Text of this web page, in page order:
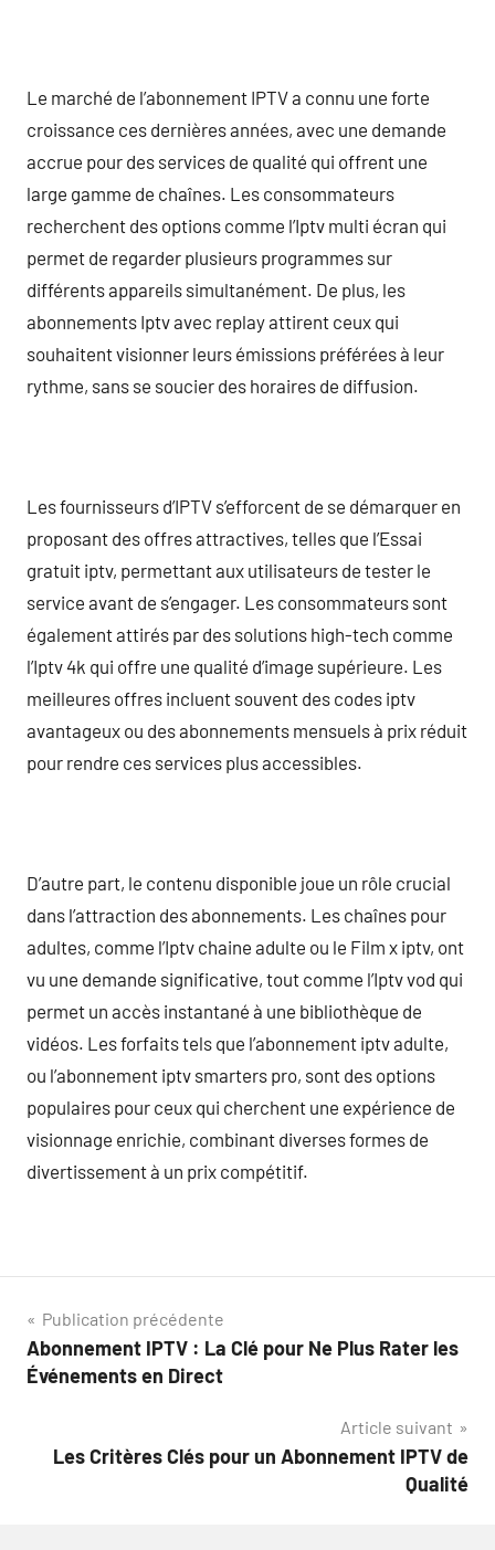
Le marché de l’abonnement IPTV a connu une forte
croissance ces dernières années, avec une demande
accrue pour des services de qualité qui offrent une
large gamme de chaînes. Les consommateurs
recherchent des options comme l’Iptv multi écran qui
permet de regarder plusieurs programmes sur
différents appareils simultanément. De plus, les
abonnements Iptv avec replay attirent ceux qui
souhaitent visionner leurs émissions préférées à leur
rythme, sans se soucier des horaires de diffusion.
Les fournisseurs d’IPTV s’efforcent de se démarquer en
proposant des offres attractives, telles que l’Essai
gratuit iptv, permettant aux utilisateurs de tester le
service avant de s’engager. Les consommateurs sont
également attirés par des solutions high-tech comme
l’Iptv 4k qui offre une qualité d’image supérieure. Les
meilleures offres incluent souvent des codes iptv
avantageux ou des abonnements mensuels à prix réduit
pour rendre ces services plus accessibles.
D’autre part, le contenu disponible joue un rôle crucial
dans l’attraction des abonnements. Les chaînes pour
adultes, comme l’Iptv chaine adulte ou le Film x iptv, ont
vu une demande significative, tout comme l’Iptv vod qui
permet un accès instantané à une bibliothèque de
vidéos. Les forfaits tels que l’abonnement iptv adulte,
ou l’abonnement iptv smarters pro, sont des options
populaires pour ceux qui cherchent une expérience de
visionnage enrichie, combinant diverses formes de
divertissement à un prix compétitif.
Navigation
de
Publication précédente
Abonnement IPTV : La Clé pour Ne Plus Rater les
Événements en Direct
Article suivant
Les Critères Clés pour un Abonnement IPTV de
Qualité